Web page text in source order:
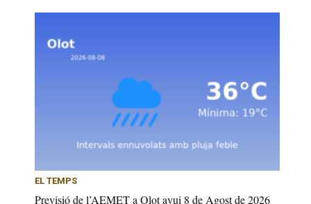
EL TEMPS
Previsió de l’AEMET a Olot avui 8 de Agost de 2026